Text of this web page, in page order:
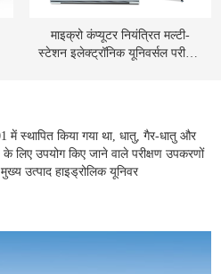
माइक्रो कंप्यूटर नियंत्रित मल्टी-
स्टेशन इलेक्ट्रॉनिक यूनिवर्सल परीक्षण
में स्थापित किया गया था, धातु, गैर-धातु और
के लिए उपयोग किए जाने वाले परीक्षण उपकरणों
उत्पाद हाइड्रोलिक यूनिवर